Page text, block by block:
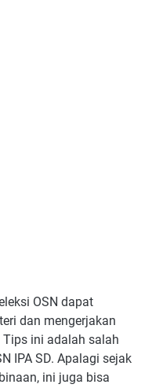
OSN dapat
dan mengerjakan
Tips ini adalah salah
IPA SD. Apalagi sejak
ini juga bisa